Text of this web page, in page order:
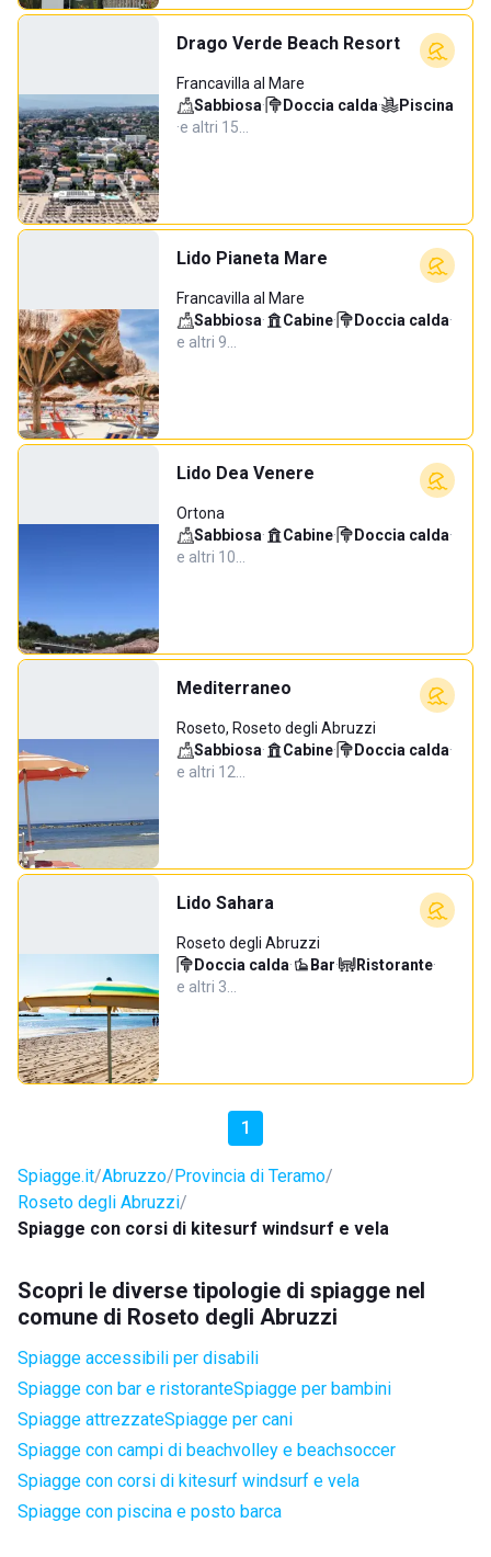
Drago Verde Beach Resort
Francavilla al Mare
Sabbiosa· Doccia calda·
Piscina
·e altri 15…
Lido Pianeta Mare
Francavilla al Mare
Sabbiosa· Cabine· Doccia calda·
e altri 9…
Lido Dea Venere
Ortona
Sabbiosa· Cabine· Doccia calda·
e altri 10…
Mediterraneo
Roseto, Roseto degli Abruzzi
Sabbiosa· Cabine· Doccia calda·
e altri 12…
Lido Sahara
Roseto degli Abruzzi
Doccia calda· Bar· Ristorante·
e altri 3…
1
Spiagge.it Abruzzo Provincia di Teramo
Roseto degli Abruzzi
Spiagge con corsi di kitesurf windsurf e vela
Scopri le diverse tipologie di spiagge nel
comune di Roseto degli Abruzzi
Spiagge accessibili per disabili
Spiagge con bar e ristoranteSpiagge per bambini
Spiagge attrezzateSpiagge per cani
Spiagge con campi di beachvolley e beachsoccer
Spiagge con corsi di kitesurf windsurf e vela
Spiagge con piscina e posto barca